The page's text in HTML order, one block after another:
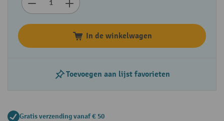
In de winkelwagen
Toevoegen aan lijst favorieten
Gratis verzending vanaf € 50